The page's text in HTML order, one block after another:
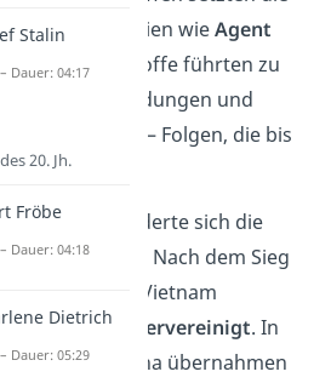
giftige Chemikalien wieAgent
ein. Diese Stoffe führten zu
Missbildungen und
— Folgen, die bis
spürbar sind.
politisch veränderte sich die
grundlegend. Nach dem Sieg
wurde Vietnam
wiedervereinigt. In
und Kambodscha übernahmen
Stalin
Dauer: 04:17
20. Jh.
Fröbe
Dauer: 04:18
Dietrich
Dauer: 05:29